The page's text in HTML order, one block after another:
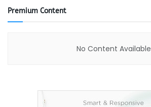
Premium Content
No Content Available